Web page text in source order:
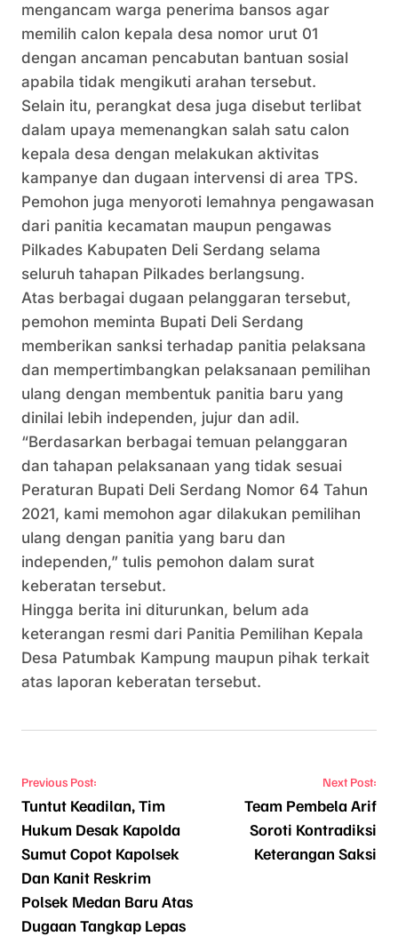
mengancam warga penerima bansos agar
memilih calon kepala desa nomor urut 01
dengan ancaman pencabutan bantuan sosial
apabila tidak mengikuti arahan tersebut.
Selain itu, perangkat desa juga disebut terlibat
dalam upaya memenangkan salah satu calon
kepala desa dengan melakukan aktivitas
kampanye dan dugaan intervensi di area TPS.
Pemohon juga menyoroti lemahnya pengawasan
dari panitia kecamatan maupun pengawas
Pilkades Kabupaten Deli Serdang selama
seluruh tahapan Pilkades berlangsung.
Atas berbagai dugaan pelanggaran tersebut,
pemohon meminta Bupati Deli Serdang
memberikan sanksi terhadap panitia pelaksana
dan mempertimbangkan pelaksanaan pemilihan
ulang dengan membentuk panitia baru yang
dinilai lebih independen, jujur dan adil.
“Berdasarkan berbagai temuan pelanggaran
dan tahapan pelaksanaan yang tidak sesuai
Peraturan Bupati Deli Serdang Nomor 64 Tahun
2021, kami memohon agar dilakukan pemilihan
ulang dengan panitia yang baru dan
independen,” tulis pemohon dalam surat
keberatan tersebut.
Hingga berita ini diturunkan, belum ada
keterangan resmi dari Panitia Pemilihan Kepala
Desa Patumbak Kampung maupun pihak terkait
atas laporan keberatan tersebut.
Navigasi pos
Previous Post:
Tuntut Keadilan, Tim
Hukum Desak Kapolda
Sumut Copot Kapolsek
Dan Kanit Reskrim
Polsek Medan Baru Atas
Dugaan Tangkap Lepas
Next Post:
Team Pembela Arif
Soroti Kontradiksi
Keterangan Saksi